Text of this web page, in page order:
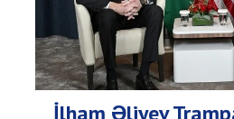
İlham Əliyev